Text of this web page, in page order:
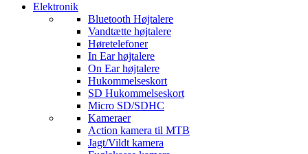
Elektronik
Bluetooth Højtalere
Vandtætte højtalere
Høretelefoner
In Ear højtalere
On Ear højtalere
Hukommelseskort
SD Hukommelseskort
Micro SD/SDHC
Kameraer
Action kamera til MTB
Jagt/Vildt kamera